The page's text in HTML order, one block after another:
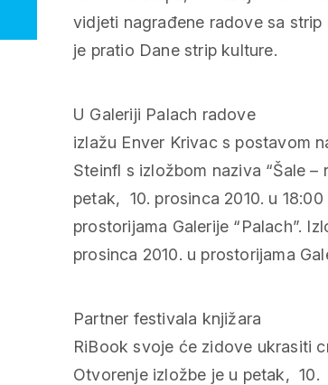
vidjeti nagrađene radove sa
je pratio Dane strip kulture.
U Galeriji Palach radove
izlažu Enver Krivac s postavom
Steinfl s izložbom naziva “Šale
petak, 10. prosinca 2010. u 18:00
prostorijama Galerije “Palach”.
prosinca 2010. u prostorijama
Partner festivala knjižara
RiBook svoje će zidove ukrasiti
Otvorenje izložbe je u petak, 10.